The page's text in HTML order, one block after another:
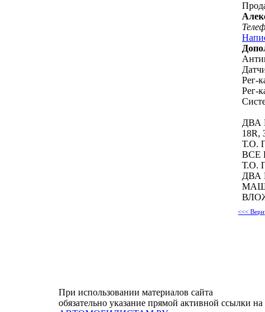
Рег-
Рег-
ДВА
18R,
Т.О.
ВСЕ
Т.О.
ДВА
<<<
При использовании материалов сайта
обязательно указание прямой активной ссылки на